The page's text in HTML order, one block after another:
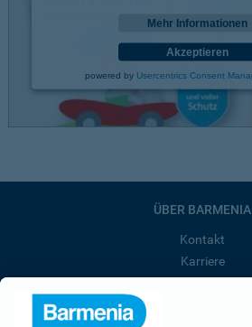
Mehr Informationen
Akzeptieren
powered by Usercentrics Consent
ÜBER BARMENIA
Kontakt
Karriere